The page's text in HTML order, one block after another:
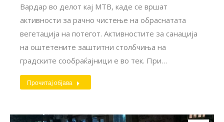
Вардар во делот кај МТВ, каде се вршат
активности за рачно чистење на обраснатата
вегетација на потегот. Активностите за санација
на оштетените заштитни столбчиња на
градските сообраќајници е во тек. При…
Прочитај објава